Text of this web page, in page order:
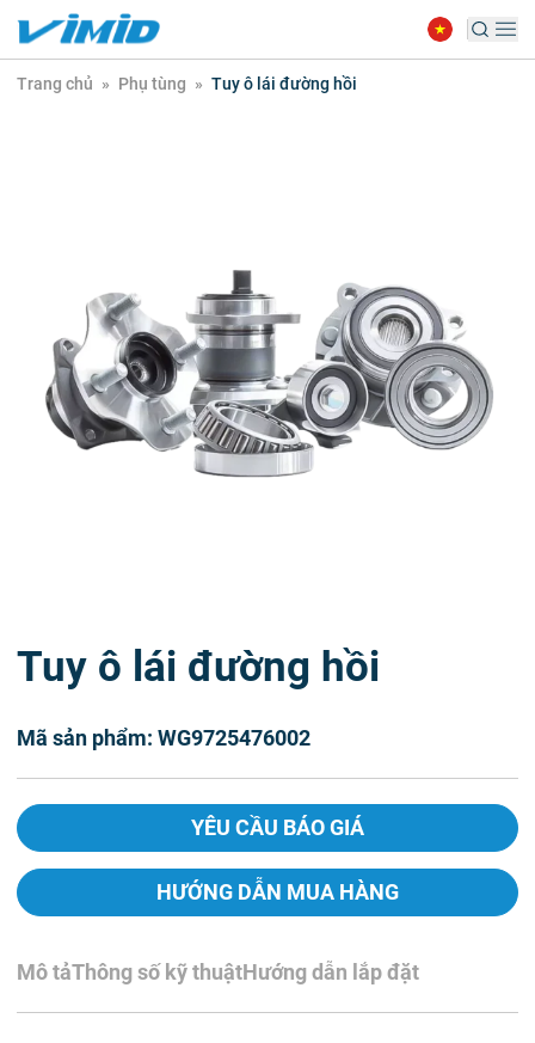
Trang chủ » Phụ tùng » Tuy ô lái đường hồi
Tuy ô lái đường hồi
Mã sản phẩm: WG9725476002
YÊU CẦU BÁO GIÁ
HƯỚNG DẪN MUA HÀNG
Mô tảThông số kỹ thuậtHướng dẫn lắp đặt